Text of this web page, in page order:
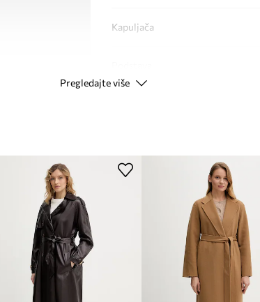
Kapuljača
Kod proizvođača
Pregledajte više